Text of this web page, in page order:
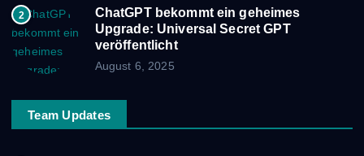
2
ChatGPT bekommt ein geheimes
Upgrade: Universal Secret GPT
veröffentlicht
August 6, 2025
Team Updates